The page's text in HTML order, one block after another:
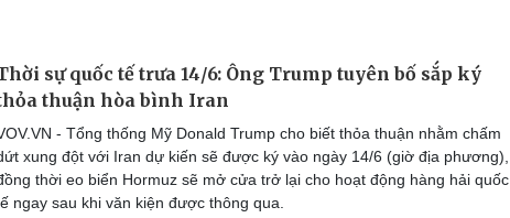
sự quốc tế trưa 14/6: Ông Trump tuyên bố sắp ký
thuận hòa bình Iran
- Tổng thống Mỹ Donald Trump cho biết thỏa thuận nhằm chấm
xung đột với Iran dự kiến sẽ được ký vào ngày 14/6 (giờ địa phương),
thời eo biển Hormuz sẽ mở cửa trở lại cho hoạt động hàng hải quốc
ngay sau khi văn kiện được thông qua.